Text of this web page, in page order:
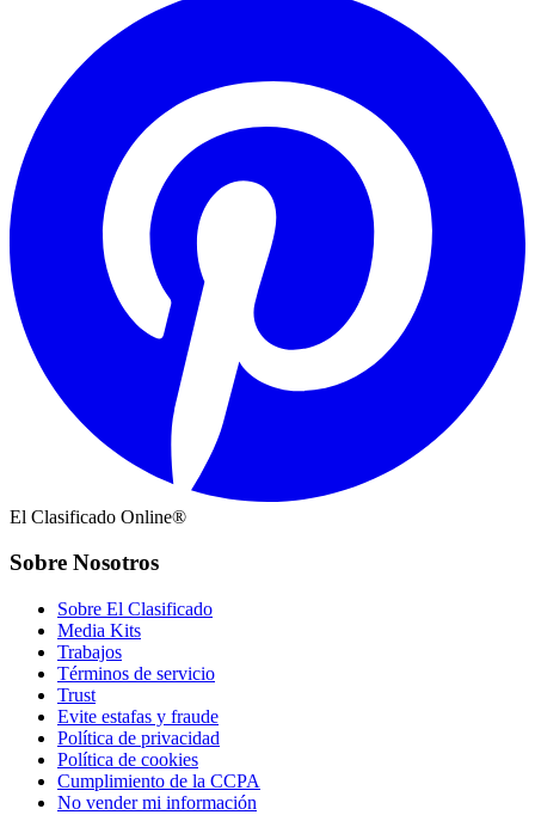
El Clasificado Online®
Sobre Nosotros
Sobre El Clasificado
Media Kits
Trabajos
Términos de servicio
Trust
Evite estafas y fraude
Política de privacidad
Política de cookies
Cumplimiento de la CCPA
No vender mi información